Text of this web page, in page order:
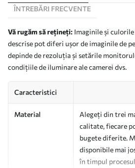
ÎNTREBĂRI FRECVENTE
Vă rugăm să rețineți: Imaginile și
descrise pot diferi ușor de imaginile de
depinde de rezoluția și setările
condițiile de iluminare ale camerei dvs.
Caracteristici
Material
Alegeți din trei
calitate, fiecare
bugete diferite.
disponibile mai
în timpul